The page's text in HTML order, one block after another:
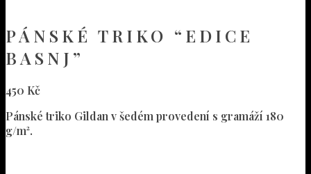
PÁNSKÉ TRIKO “EDICE
BASNJ”
450 Kč
Pánské triko Gildan v šedém provedení s gramáží 180
g/m².